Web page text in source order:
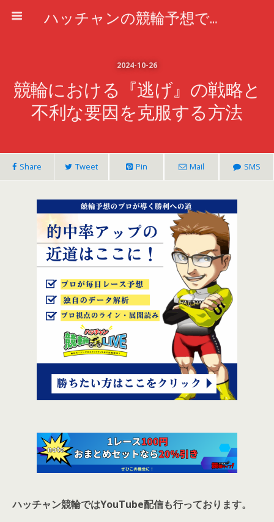
ハッチャンの競輪予想で車券攻略
2024-10-26
競輪における『逃げ』の戦略と
不利な要因を克服する方法
Share Tweet Pin Mail SMS
ハッチャン競輪ではYouTube配信も行っております。